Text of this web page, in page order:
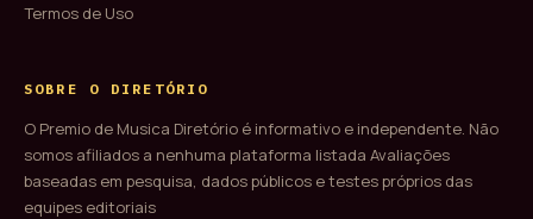
Termos de Uso
SOBRE O DIRETÓRIO
O Premio de Musica Diretório é informativo e independente. Não
somos afiliados a nenhuma plataforma listada Avaliações
baseadas em pesquisa, dados públicos e testes próprios das
equipes editoriais